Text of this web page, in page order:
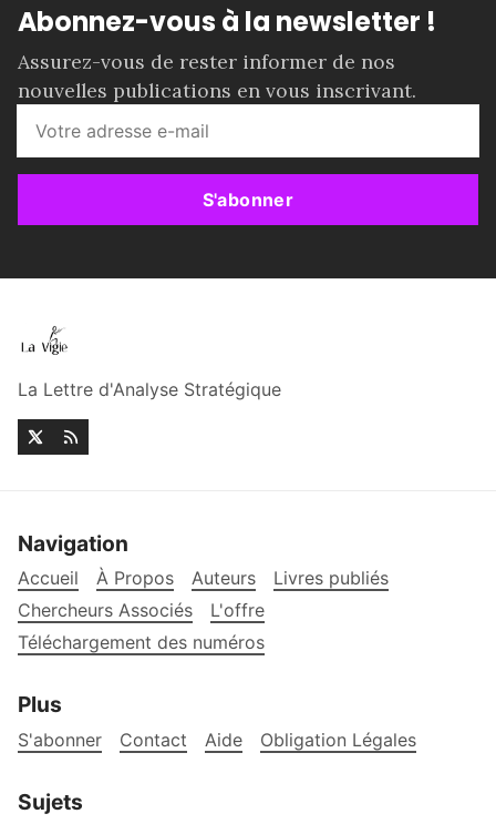
Abonnez-vous à la newsletter !
Assurez-vous de rester informer de nos
nouvelles publications en vous inscrivant.
S'abonner
La Lettre d'Analyse Stratégique
Navigation
Accueil À Propos Auteurs
Livres publiés
Chercheurs Associés
L'offre
Téléchargement des numéros
Plus
S'abonner Contact Aide Obligation Légales
Sujets